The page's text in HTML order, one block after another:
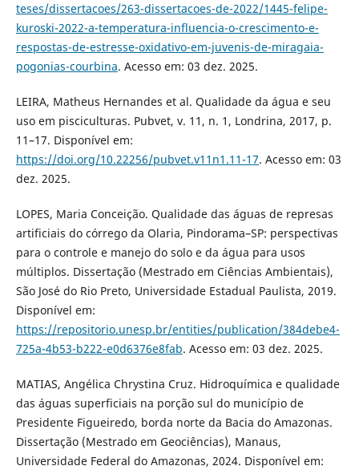
teses/dissertacoes/263-dissertacoes-de-2022/1445-felipe-
kuroski-2022-a-temperatura-influencia-o-crescimento-e-
respostas-de-estresse-oxidativo-em-juvenis-de-miragaia-
pogonias-courbina. Acesso em: 03 dez. 2025.
LEIRA, Matheus Hernandes et al. Qualidade da água e seu
uso em pisciculturas. Pubvet, v. 11, n. 1, Londrina, 2017, p.
11–17. Disponível em:
https://doi.org/10.22256/pubvet.v11n1.11-17. Acesso em: 03
dez. 2025.
LOPES, Maria Conceição. Qualidade das águas de represas
artificiais do córrego da Olaria, Pindorama–SP: perspectivas
para o controle e manejo do solo e da água para usos
múltiplos. Dissertação (Mestrado em Ciências Ambientais),
São José do Rio Preto, Universidade Estadual Paulista, 2019.
Disponível em:
https://repositorio.unesp.br/entities/publication/384debe4-
725a-4b53-b222-e0d6376e8fab. Acesso em: 03 dez. 2025.
MATIAS, Angélica Chrystina Cruz. Hidroquímica e qualidade
das águas superficiais na porção sul do município de
Presidente Figueiredo, borda norte da Bacia do Amazonas.
Dissertação (Mestrado em Geociências), Manaus,
Universidade Federal do Amazonas, 2024. Disponível em: